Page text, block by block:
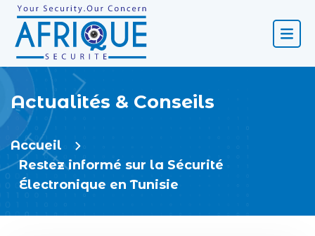
Actualités & Conseils
Accueil
Restez informé sur la Sécurité
Électronique en Tunisie